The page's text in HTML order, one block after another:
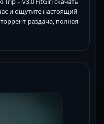
и ощутите настоящий
раздача, полная